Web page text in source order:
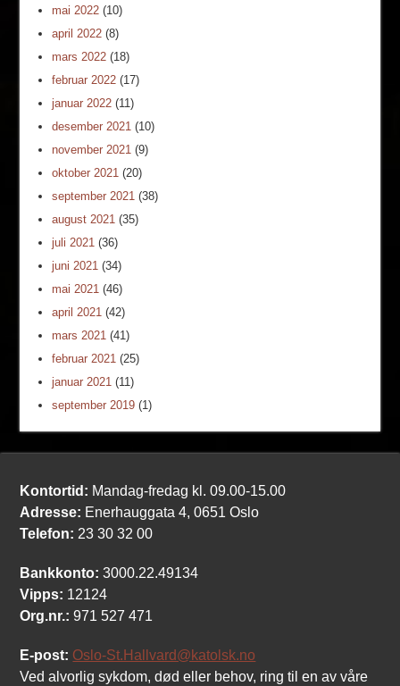
mai 2022 (10)
april 2022 (8)
mars 2022 (18)
februar 2022 (17)
januar 2022 (11)
desember 2021 (10)
november 2021 (9)
oktober 2021 (20)
september 2021 (38)
august 2021 (35)
juli 2021 (36)
juni 2021 (34)
mai 2021 (46)
april 2021 (42)
mars 2021 (41)
februar 2021 (25)
januar 2021 (11)
september 2019 (1)
Kontortid: Mandag-fredag kl. 09.00-15.00
Adresse: Enerhauggata 4, 0651 Oslo
Telefon: 23 30 32 00
Bankkonto: 3000.22.49134
Vipps: 12124
Org.nr.: 971 527 471
E-post: Oslo-St.Hallvard@katolsk.no
Ved alvorlig sykdom, død eller behov, ring til en av våre